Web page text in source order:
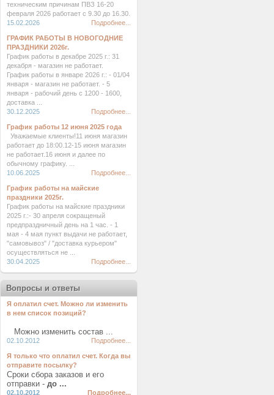
техническим причинам ПВЗ 16-20
февраля 2026 работает с 9.30 до 16.30.
15.02.2026
Подробнее...
ГРАФИК РАБОТЫ В НОВОГОДНИЕ
ПРАЗДНИКИ 2026г.
График работы в декабре 2025 г.: 31
декабря - магазин не работает.
График работы в январе 2026 г.: - 01/04
января - магазин не работает. - 5
января - рабочий день с 1200 - 1600,
доставка ...
30.12.2025
Подробнее...
График работы 12 июня 2025 года
Уважаемые клиенты!11 июня магазин
работает до 18:00.12-15 июня магазин
не работает.16 июня и далее по
обычному графику. ...
10.06.2025
Подробнее...
График работы на майские
праздники 2025г.
График работы на майские праздники
2025 г.:- 30 апреля сокращеный
предпраздничный день на 1 час. - 1
мая - 4 мая пункт выдачи не работает,
"самовывоз" / "доставка курьером"
осуществляться не ...
30.04.2025
Подробнее...
Вопросы и ответы
Я оплатил счет. Можно ли изменить
в нем список позиций?
Можно изменить состав ...
02.10.2012 Подробнее...
Я только что оплатил счет. Когда вы
отправите посылку?
Сроки сбора заказов и его
отправки - до ...
02.10.2012 Подробнее...